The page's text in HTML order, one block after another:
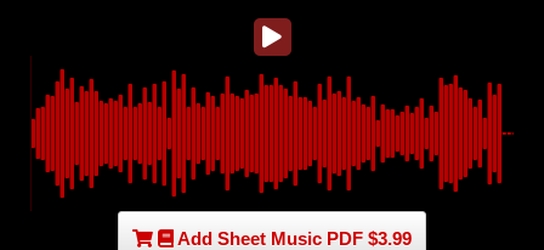
Add Sheet Music PDF $3.99